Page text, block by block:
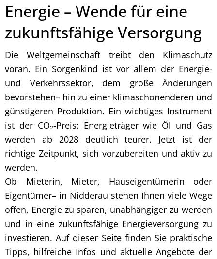
Energie – Wende für eine
zukunftsfähige Versorgung
Die Weltgemeinschaft treibt den Klimaschutz
voran. Ein Sorgenkind ist vor allem der Energie-
und Verkehrssektor, dem große Änderungen
bevorstehen– hin zu einer klimaschonenderen und
günstigeren Produktion. Ein wichtiges Instrument
ist der CO₂-Preis: Energieträger wie Öl und Gas
werden ab 2028 deutlich teurer. Jetzt ist der
richtige Zeitpunkt, sich vorzubereiten und aktiv zu
werden.
Ob Mieterin, Mieter, Hauseigentümerin oder
Eigentümer– in Nidderau stehen Ihnen viele Wege
offen, Energie zu sparen, unabhängiger zu werden
und in eine zukunftsfähige Energieversorgung zu
investieren. Auf dieser Seite finden Sie praktische
Tipps, hilfreiche Infos und aktuelle Angebote der